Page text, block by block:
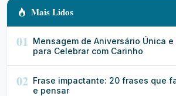
Mais Lidos
01 Mensagem de Aniversário Única e
para Celebrar com Carinho
02 Frase impactante: 20 frases que
e pensar